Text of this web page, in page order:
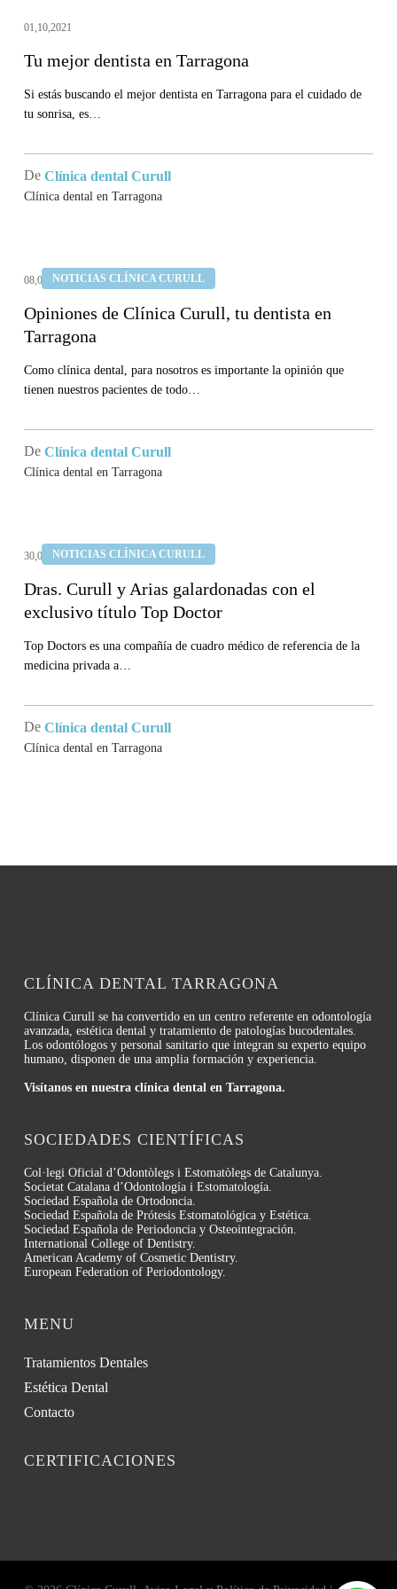
01,10,2021
Tu mejor dentista en Tarragona
Si estás buscando el mejor dentista en Tarragona para el cuidado de
tu sonrisa, es…
De Clínica dental Curull
Clínica dental en Tarragona
NOTICIAS CLÍNICA CURULL
de
Clínica
Curull,
dentista
Tarragona
08,09,2021
Opiniones de Clínica Curull, tu dentista en
Tarragona
Como clínica dental, para nosotros es importante la opinión que
tienen nuestros pacientes de todo…
De Clínica dental Curull
Clínica dental en Tarragona
NOTICIAS CLÍNICA CURULL
Curull
y
Arias
con
exclusivo
título
30,04,2021
Dras. Curull y Arias galardonadas con el
exclusivo título Top Doctor
Top Doctors es una compañía de cuadro médico de referencia de la
medicina privada a…
De Clínica dental Curull
Clínica dental en Tarragona
CLÍNICA DENTAL TARRAGONA
Clínica Curull se ha convertido en un centro referente en odontología
avanzada, estética dental y tratamiento de patologías bucodentales.
Los odontólogos y personal sanitario que integran su experto equipo
humano, disponen de una amplia formación y experiencia.
Visítanos en nuestra clínica dental en Tarragona.
SOCIEDADES CIENTÍFICAS
Col·legi Oficial d’Odontòlegs i Estomatòlegs de Catalunya.
Societat Catalana d’Odontología i Estomatología.
Sociedad Española de Ortodoncia.
Sociedad Española de Prótesis Estomatológica y Estética.
Sociedad Española de Periodoncia y Osteointegración.
International College of Dentistry.
American Academy of Cosmetic Dentistry.
European Federation of Periodontology.
MENU
Tratamientos Dentales
Estética Dental
Contacto
CERTIFICACIONES